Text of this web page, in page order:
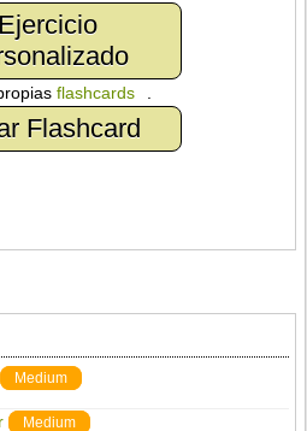
Ejercicio
flashcards
Flashcard
Medium
Medium